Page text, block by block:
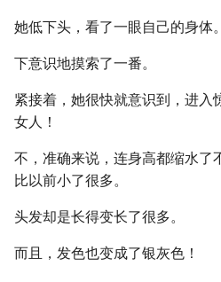
她低下头，看了一眼自己的身体。
下意识地摸索了一番。
紧接着，她很快就意识到，进入
女人！
不，准确来说，连身高都缩水了
比以前小了很多。
头发却是长得变长了很多。
而且，发色也变成了银灰色！